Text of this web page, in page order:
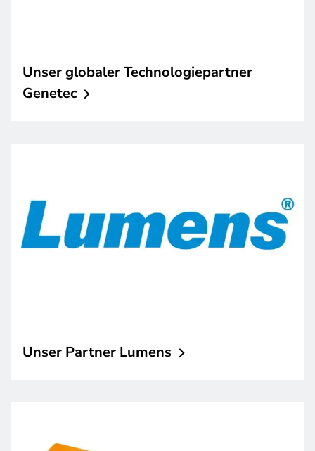
Unser globaler Technologiepartner
Genetec
Unser Partner Lumens